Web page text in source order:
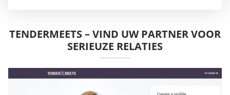
TENDERMEETS – VIND UW PARTNER VOOR
SERIEUZE RELATIES